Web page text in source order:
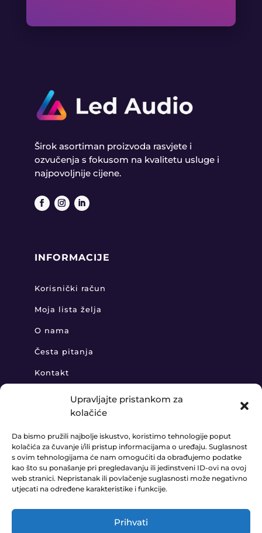
Upravljajte pristankom za
kolačiće
Da bismo pružili najbolje iskustvo, koristimo tehnologije poput
kolačića za čuvanje i/ili pristup informacijama o uređaju. Suglasnost
s ovim tehnologijama će nam omogućiti da obrađujemo podatke
kao što su ponašanje pri pregledavanju ili jedinstveni ID-ovi na ovoj
web stranici. Nepristanak ili povlačenje suglasnosti može negativno
utjecati na određene karakteristike i funkcije.
Prihvati
Širok asortiman proizvoda rasvjete i
ozvučenja s fokusom na kvalitetu usluge i
najpovoljnije cijene.
INFORMACIJE
Korisnički račun
Moja lista želja
O nama
Česta pitanja
Kontakt
 +385 91 888 6406
 prodaja@ledaudio.hr